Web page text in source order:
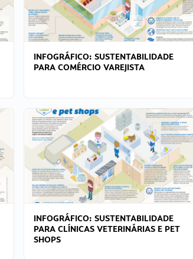
INFOGRÁFICO: SUSTENTABILIDADE
PARA COMÉRCIO VAREJISTA
INFOGRÁFICO: SUSTENTABILIDADE
PARA CLÍNICAS VETERINÁRIAS E PET
SHOPS